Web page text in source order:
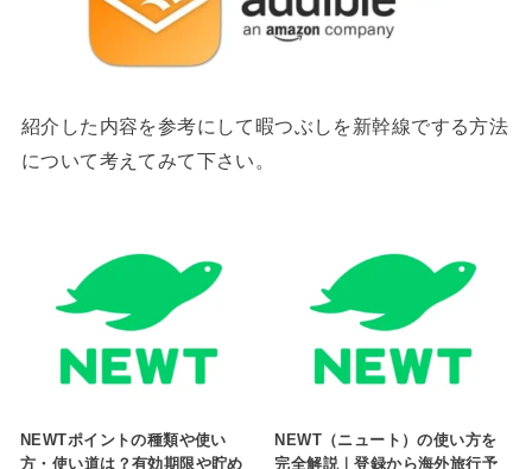
紹介した内容を参考にして暇つぶしを新幹線でする方法
について考えてみて下さい。
NEWTポイントの種類や使い
方・使い道は？有効期限や貯め
NEWT（ニュート）の使い方を
完全解説｜登録から海外旅行予